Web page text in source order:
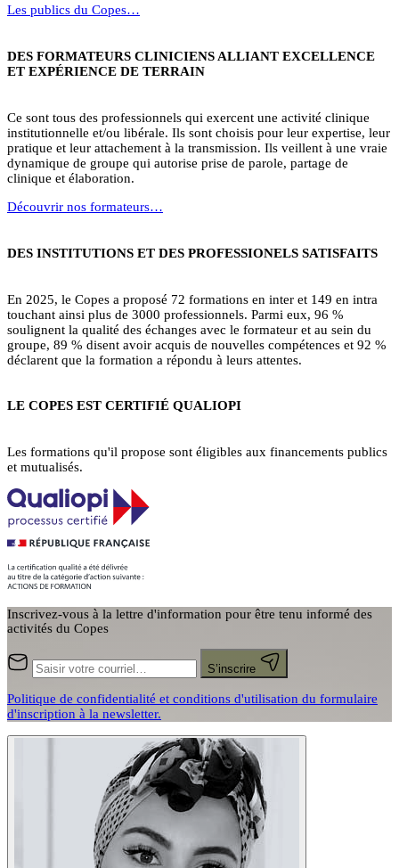
Les publics du Copes…
DES FORMATEURS CLINICIENS ALLIANT EXCELLENCE
ET EXPÉRIENCE DE TERRAIN
Ce sont tous des professionnels qui exercent une activité clinique
institutionnelle et/ou libérale. Ils sont choisis pour leur expertise, leur
pratique et leur attachement à la transmission. Ils veillent à une vraie
dynamique de groupe qui autorise prise de parole, partage de
clinique et élaboration.
Découvrir nos formateurs…
DES INSTITUTIONS ET DES PROFESSIONELS SATISFAITS
En 2025, le Copes a proposé 72 formations en inter et 149 en intra
touchant ainsi plus de 3000 professionnels. Parmi eux, 96 %
soulignent la qualité des échanges avec le formateur et au sein du
groupe, 89 % disent avoir acquis de nouvelles compétences et 92 %
déclarent que la formation a répondu à leurs attentes.
LE COPES EST CERTIFIÉ QUALIOPI
Les formations qu'il propose sont éligibles aux financements publics
et mutualisés.
Inscrivez-vous à la lettre d'information pour être tenu informé des
activités du Copes
S’inscrire
Politique de confidentialité et conditions d'utilisation du formulaire
d'inscription à la newsletter.